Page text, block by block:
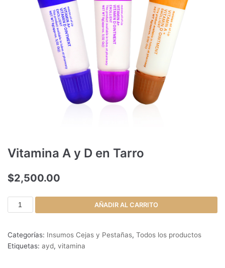
Vitamina A y D en Tarro
$2,500.00
AÑADIR AL CARRITO
Categorías: Insumos Cejas y Pestañas, Todos los productos
Etiquetas: ayd, vitamina